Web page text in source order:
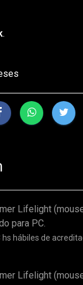
.
Lifelight
para PC.
hábiles de
Lifelight